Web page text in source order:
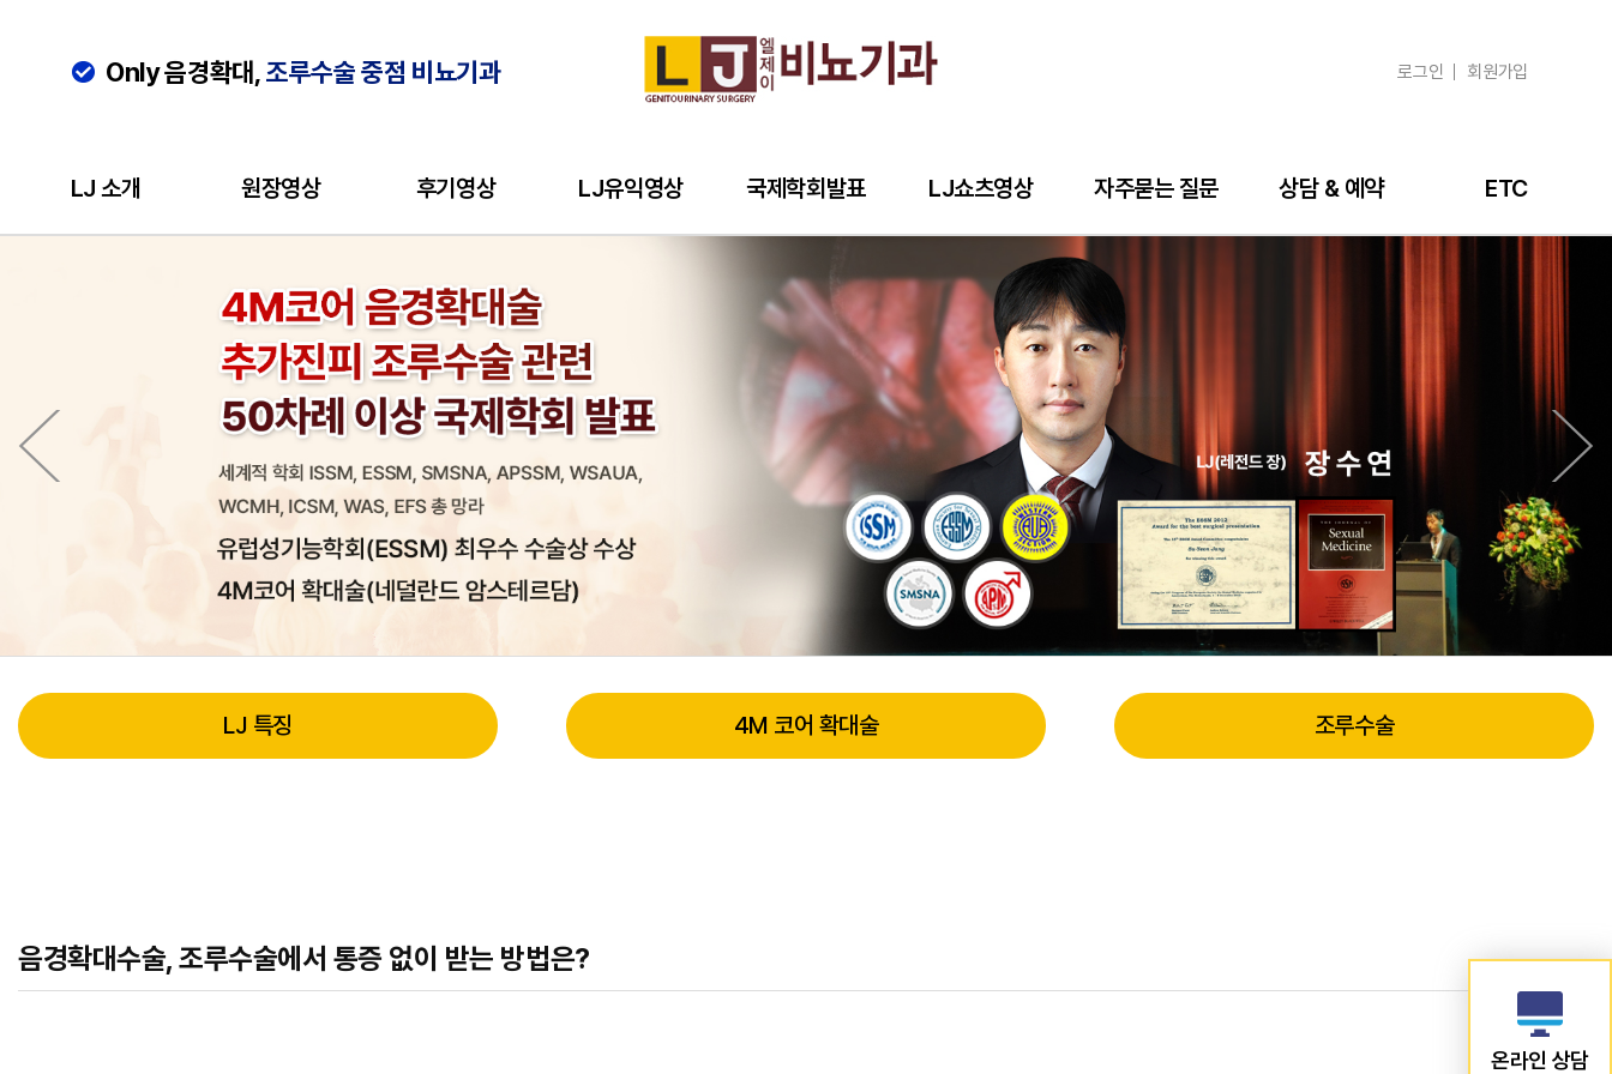
Only 음경확대,조루수술 중점 비뇨기과 로그인 회원가입
LJ 소개 원장영상 후기영상 LJ유익영상 국제학회발표 LJ쇼츠영상 자주묻는 질문 상담 & 예약 ETC
LJ 특징 4M 코어 확대술 조루수술
음경확대수술, 조루수술에서 통증 없이 받는 방법은?
온라인 상담